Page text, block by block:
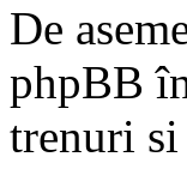
De
phpBB
trenuri si